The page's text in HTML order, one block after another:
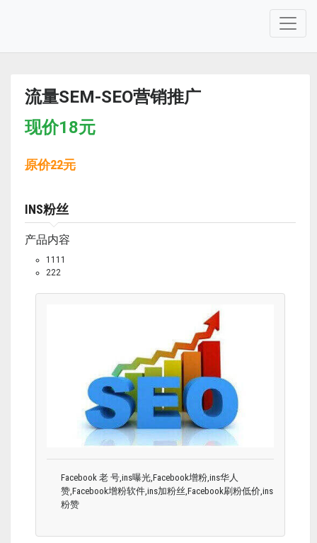
流量SEM-SEO营销推广
现价18元
原价22元
INS粉丝
产品内容
1111
222
Facebook 老 号,ins曝光,Facebook增粉,ins华人
赞,Facebook增粉软件,ins加粉丝,Facebook刷粉低价,ins
粉赞